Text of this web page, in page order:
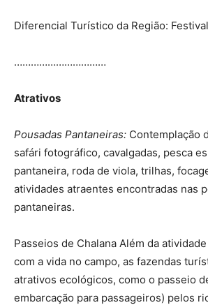
Diferencial Turístico da Região:
……………………………
Atrativos
Pousadas Pantaneiras: Contemplação
safári fotográfico, cavalgadas, pesca
pantaneira, roda de viola, trilhas,
atividades atraentes encontradas nas
pantaneiras.
Passeios de Chalana Além da
com a vida no campo, as fazendas
atrativos ecológicos, como o passeio
embarcação para passageiros) pelos